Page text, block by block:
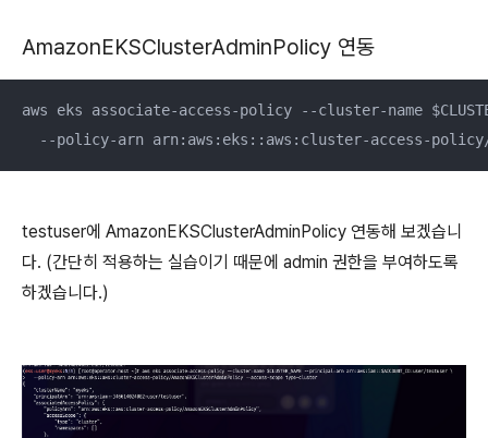
AmazonEKSClusterAdminPolicy 연동
aws eks associate-access-policy --cluster-name
--policy-arn arn:aws:eks::aws:cluster-access-
testuser에 AmazonEKSClusterAdminPolicy 연동해 보겠습니
다. (간단히 적용하는 실습이기 때문에 admin 권한을 부여하도록
하겠습니다.)